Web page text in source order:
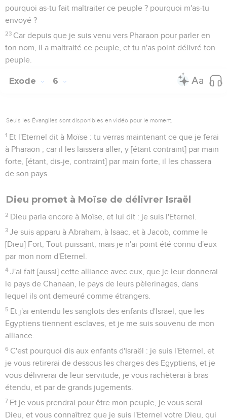
pourquoi as-tu fait maltraiter ce peuple ? pourquoi m'as-tu
envoyé ?
23 Car depuis que je suis venu vers Pharaon pour parler en
ton nom, il a maltraité ce peuple, et tu n'as point délivré ton
peuple.
Exode 6
Seuls les Évangiles sont disponibles en vidéo pour le moment.
1 Et l'Eternel dit à Moïse : tu verras maintenant ce que je ferai
à Pharaon ; car il les laissera aller, y [étant contraint] par main
forte, [étant, dis-je, contraint] par main forte, il les chassera
de son pays.
Dieu promet à Moïse de délivrer Israël
2 Dieu parla encore à Moïse, et lui dit : je suis l'Eternel.
3 Je suis apparu à Abraham, à Isaac, et à Jacob, comme le
[Dieu] Fort, Tout-puissant, mais je n'ai point été connu d'eux
par mon nom d'Eternel.
4 J'ai fait [aussi] cette alliance avec eux, que je leur donnerai
le pays de Chanaan, le pays de leurs pèlerinages, dans
lequel ils ont demeuré comme étrangers.
5 Et j'ai entendu les sanglots des enfants d'Israël, que les
Egyptiens tiennent esclaves, et je me suis souvenu de mon
alliance.
6 C'est pourquoi dis aux enfants d'Israël : je suis l'Eternel, et
je vous retirerai de dessous les charges des Egyptiens, et je
vous délivrerai de leur servitude, je vous rachèterai à bras
étendu, et par de grands jugements.
7 Et je vous prendrai pour être mon peuple, je vous serai
Dieu, et vous connaîtrez que je suis l'Eternel votre Dieu, qui